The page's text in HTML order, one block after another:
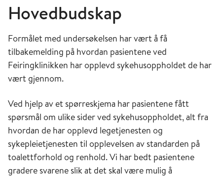
Hovedbudskap
Formålet med undersøkelsen har vært å få
tilbakemelding på hvordan pasientene ved
Feiringklinikken har opplevd sykehusoppholdet de har
vært gjennom.
Ved hjelp av et spørreskjema har pasientene fått
spørsmål om ulike sider ved sykehusoppholdet, alt fra
hvordan de har opplevd legetjenesten og
sykepleietjenesten til opplevelsen av standarden på
toalettforhold og renhold. Vi har bedt pasientene
gradere svarene slik at det skal være mulig å